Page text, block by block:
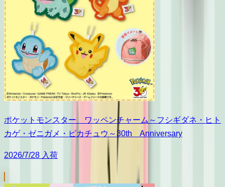
ポケットモンスター ワッペンチャーム～フシギダネ・ヒト
カゲ・ゼニガメ・ピカチュウ～30th Anniversary
2026/7/28 入荷